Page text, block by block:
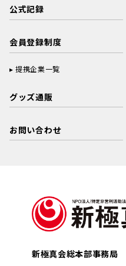
公式記録
会員登録制度
提携企業一覧
グッズ通販
お問い合わせ
新極真会総本部事務局